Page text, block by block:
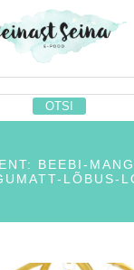
BEEBI-
LÕBUS-